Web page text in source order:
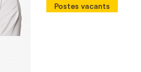
Postes vacants